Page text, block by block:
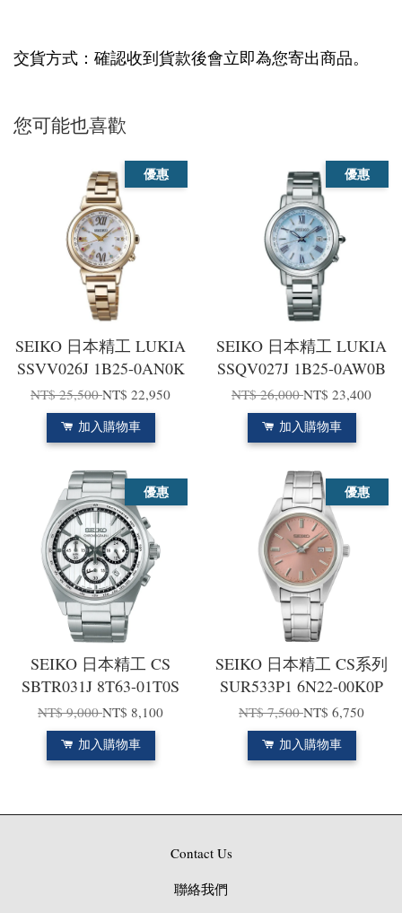
交貨方式：確認收到貨款後會立即為您寄出商品。
您可能也喜歡
優惠
SEIKO 日本精工 LUKIA
SSVV026J 1B25-0AN0K
NT$ 25,500NT$ 22,950
加入購物車
優惠
SEIKO 日本精工 LUKIA
SSQV027J 1B25-0AW0B
NT$ 26,000NT$ 23,400
加入購物車
優惠
SEIKO 日本精工 CS
SBTR031J 8T63-01T0S
NT$ 9,000NT$ 8,100
加入購物車
優惠
SEIKO 日本精工 CS系列
SUR533P1 6N22-00K0P
NT$ 7,500NT$ 6,750
加入購物車
Contact Us
聯絡我們